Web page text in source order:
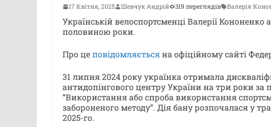
17 Квітня, 2025 Шевчук Андрій 319 переглядів Валерія
Українській велоспортсменці Валерії Кононенко
половиною роки.
Про цеповідомляєтьсяна офіційному сайті
31 липня 2024 року українка отримала
антидопінгового центру України на три роки
“Використання або спроба використання
забороненого методу”. Дія бану розпочалася у
2025-го.